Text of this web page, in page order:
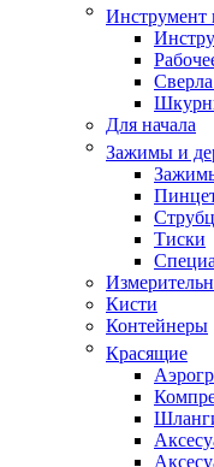
Инструмент
Для начала
Зажимы и
Тиски
Кисти
Контейнеры
Красящие